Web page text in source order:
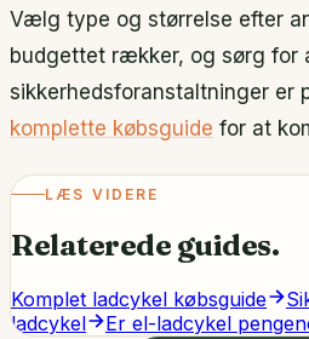
Vælg type og størrelse efter
budgettet rækker, og sørg for
sikkerhedsforanstaltninger er
komplette købsguide for at
LÆS VIDERE
Relaterede guides.
Komplet ladcykel købsguide
ladcykel
Er el-ladcykel